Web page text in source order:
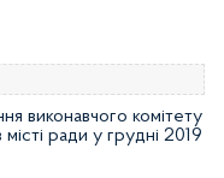
виконавчого комітету
ради у грудні 2019